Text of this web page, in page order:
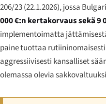
206/23 (22.1.2026), jossa
000 €:n kertakorvaus sekä 9
implementoimatta
paine tuottaa
aggressiivisesti kansalliset
olemassa olevia